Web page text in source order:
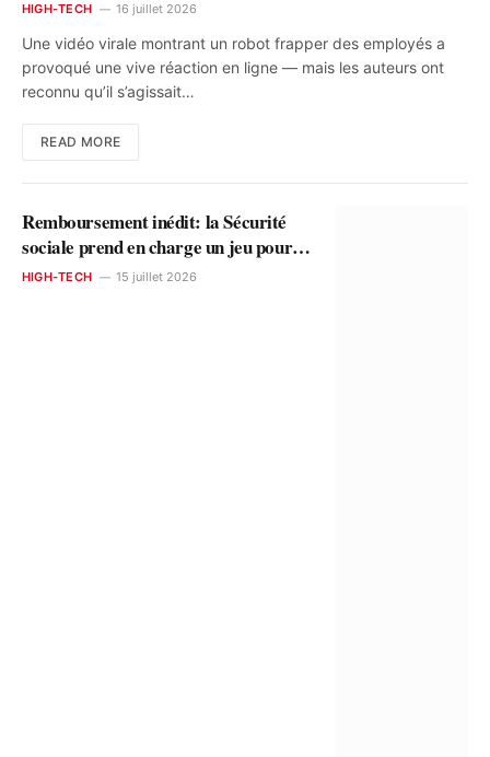
HIGH-TECH 16 juillet 2026
Une vidéo virale montrant un robot frapper des employés a
provoqué une vive réaction en ligne — mais les auteurs ont
reconnu qu’il s’agissait…
READ MORE
Remboursement inédit: la Sécurité
sociale prend en charge un jeu pour la
dyslexie
HIGH-TECH 15 juillet 2026